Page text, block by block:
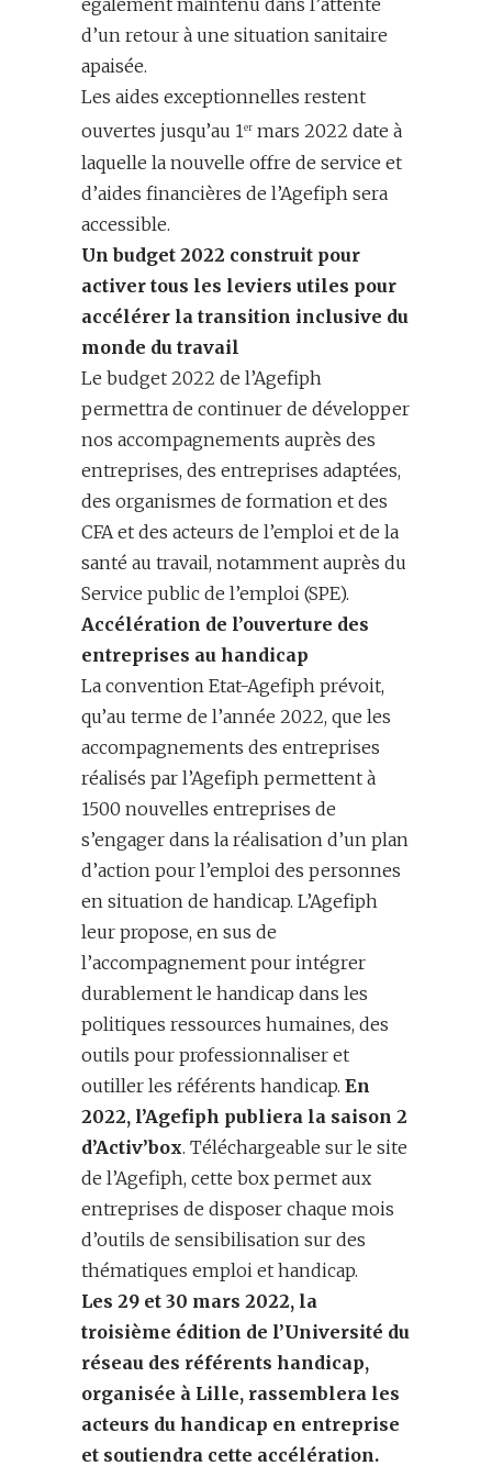
également maintenu dans l’attente
d’un retour à une situation sanitaire
apaisée.
Les aides exceptionnelles restent
ouvertes jusqu’au 1er mars 2022 date à
laquelle la nouvelle offre de service et
d’aides financières de l’Agefiph sera
accessible.
Un budget 2022 construit pour
activer tous les leviers utiles pour
accélérer la transition inclusive du
monde du travail
Le budget 2022 de l’Agefiph
permettra de continuer de développer
nos accompagnements auprès des
entreprises, des entreprises adaptées,
des organismes de formation et des
CFA et des acteurs de l’emploi et de la
santé au travail, notamment auprès du
Service public de l’emploi (SPE).
Accélération de l’ouverture des
entreprises au handicap
La convention Etat-Agefiph prévoit,
qu’au terme de l’année 2022, que les
accompagnements des entreprises
réalisés par l’Agefiph permettent à
1500 nouvelles entreprises de
s’engager dans la réalisation d’un plan
d’action pour l’emploi des personnes
en situation de handicap. L’Agefiph
leur propose, en sus de
l’accompagnement pour intégrer
durablement le handicap dans les
politiques ressources humaines, des
outils pour professionnaliser et
outiller les référents handicap. En
2022, l’Agefiph publiera la saison 2
d’Activ’box. Téléchargeable sur le site
de l’Agefiph, cette box permet aux
entreprises de disposer chaque mois
d’outils de sensibilisation sur des
thématiques emploi et handicap.
Les 29 et 30 mars 2022, la
troisième édition de l’Université du
réseau des référents handicap,
organisée à Lille, rassemblera les
acteurs du handicap en entreprise
et soutiendra cette accélération.